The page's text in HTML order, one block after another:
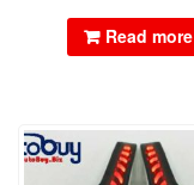
Read more